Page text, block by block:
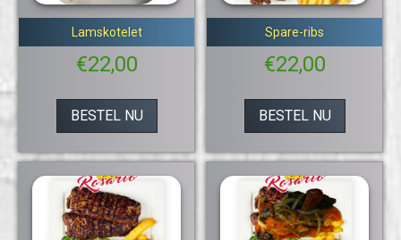
Lamskotelet
€22,00
BESTEL NU
Spare-ribs
€22,00
BESTEL NU